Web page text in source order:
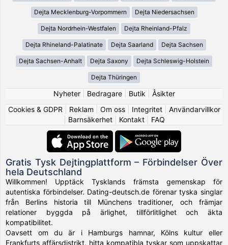
Dejta Mecklenburg-Vorpommern Dejta Niedersachsen
Dejta Nordrhein-Westfalen Dejta Rheinland-Pfalz
Dejta Rhineland-Palatinate Dejta Saarland Dejta Sachsen
Dejta Sachsen-Anhalt Dejta Saxony Dejta Schleswig-Holstein
Dejta Thüringen
Nyheter| Bedragare| Butik
Åsikter
Cookies & GDPR
Reklam Om oss| Integritet| Användarvillkor
Barnsäkerhet| Kontakt| FAQ
Gratis Tysk Dejtingplattform – Förbindelser Över
hela Deutschland
Willkommen! Upptäck Tysklands främsta gemenskap för
autentiska förbindelser. Dating-deutsch.de förenar tyska singlar
från Berlins historia till Münchens traditioner, och främjar
relationer byggda på ärlighet, tillförlitlighet och äkta
kompatibilitet.
Oavsett om du är i Hamburgs hamnar, Kölns kultur eller
Frankfurts affärsdistrikt, hitta kompatibla tyskar som uppskattar